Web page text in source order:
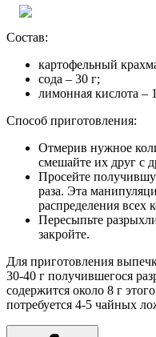
Состав:
картофельный
сода – 30 г;
лимонная кислота –
Способ приготовления:
Отмерив нужное
смешайте их друг с
Просейте
раза. Эта
распределения всех
Пересыпьте
закройте.
Для приготовления
30-40 г получившегося
содержится около 8 г
потребуется 4-5 чайных